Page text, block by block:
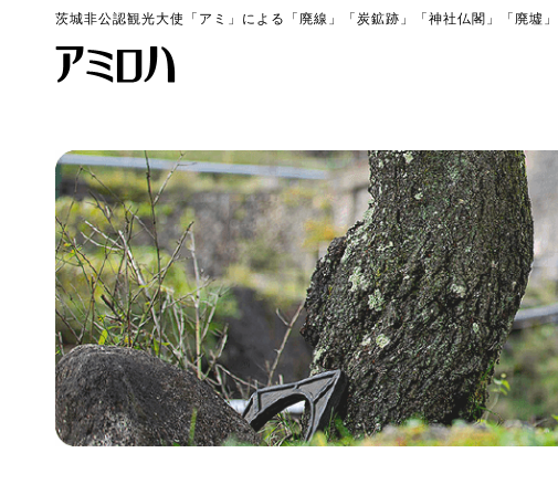
茨城非公認観光大使「アミ」による「廃線」「炭鉱跡」「神社仏閣」「廃墟